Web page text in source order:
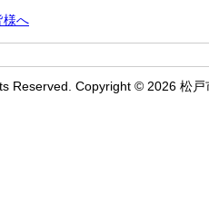
様へ
Reserved. Copyright © 2026 松戸